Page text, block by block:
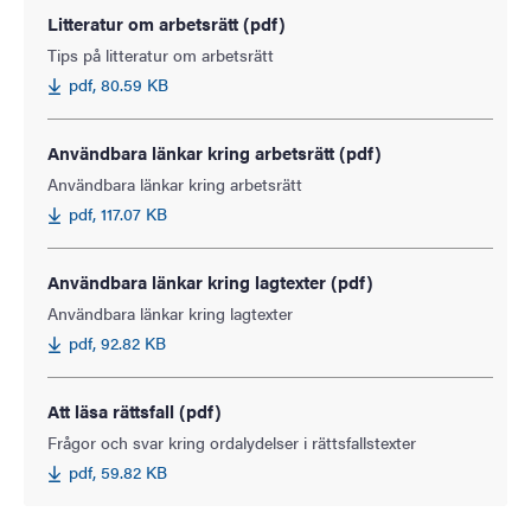
Litteratur om arbetsrätt (pdf)
Tips på litteratur om arbetsrätt
pdf, 80.59 KB
Användbara länkar kring arbetsrätt (pdf)
Användbara länkar kring arbetsrätt
pdf, 117.07 KB
Användbara länkar kring lagtexter (pdf)
Användbara länkar kring lagtexter
pdf, 92.82 KB
Att läsa rättsfall (pdf)
Frågor och svar kring ordalydelser i rättsfallstexter
pdf, 59.82 KB